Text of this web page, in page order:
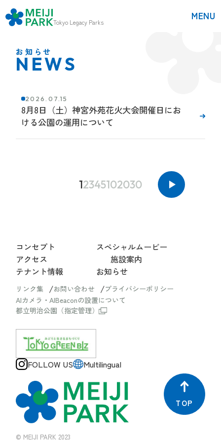
Tokyo Legacy Parks
MENU
お知らせ
NEWS
2026.07.15
8月8日（土）神宮外苑花火大会開催日にお
ける公園の運用について
12345102030
コンセプト
施設案内
テナント情報
スペシャルムービー
アクセス
お知らせ
リンク集 お問い合わせ
プライバシーポリシー
AIカメラ・AIBeaconの設置について
都立明治公園（指定管理）
FOLLOW US Multilingual
©︎ MEIJI PARK 2023
TOP